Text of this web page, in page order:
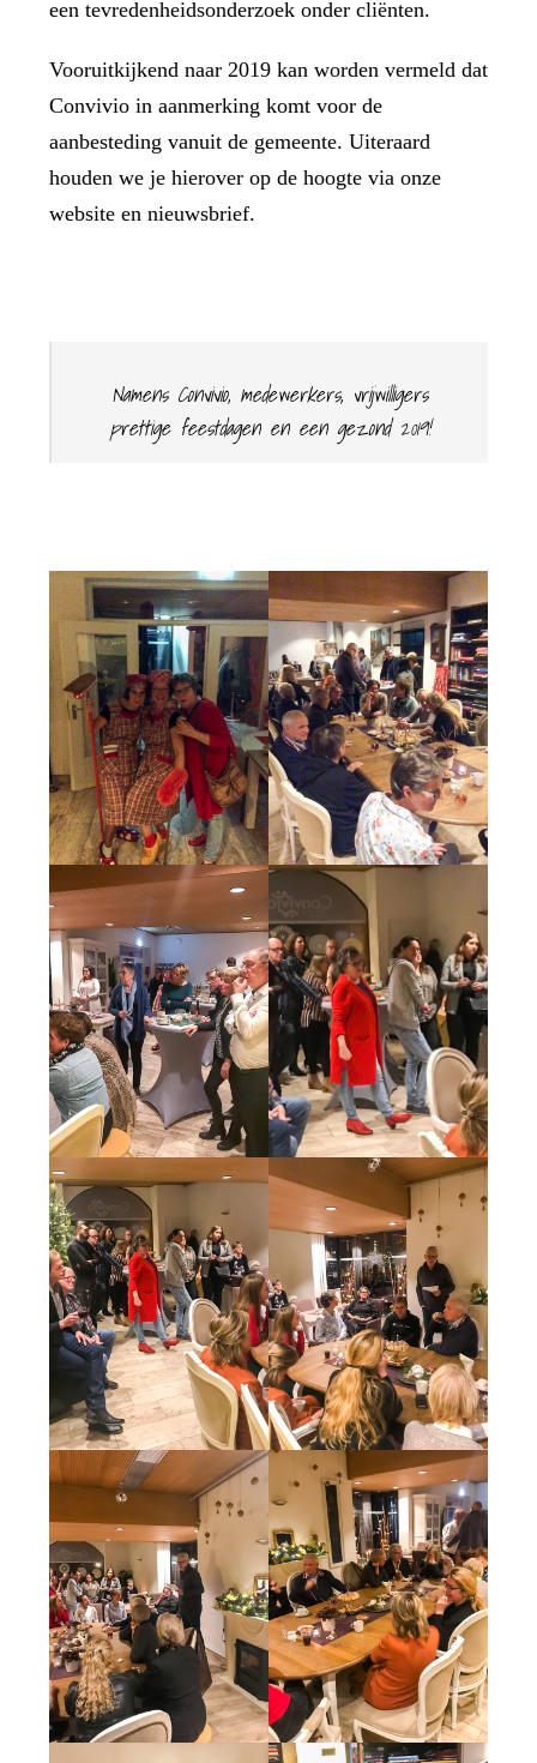
een tevredenheidsonderzoek onder cliënten.
Vooruitkijkend naar 2019 kan worden vermeld dat
Convivio in aanmerking komt voor de
aanbesteding vanuit de gemeente. Uiteraard
houden we je hierover op de hoogte via onze
website en nieuwsbrief.
Namens Convivio, medewerkers, vrijwilligers
prettige feestdagen en een gezond 2019!